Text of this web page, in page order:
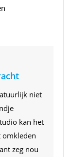
niet
kan het
omkleden
zeg nou